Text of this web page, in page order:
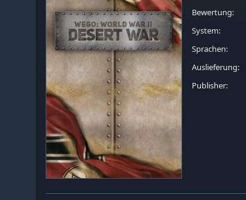
Bewertung:
System:
Sprachen:
Auslieferung:
Publisher: